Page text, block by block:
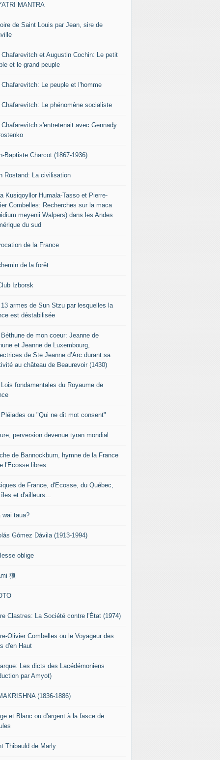
MANTRA
de Saint Louis par Jean, sire de
Chafarevitch et Augustin Cochin: Le petit
et le grand peuple
Chafarevitch: Le peuple et l'homme
Chafarevitch: Le phénomène socialiste
Chafarevitch s'entretenait avec Gennady
Baptiste Charcot (1867-1936)
Rostand: La civilisation
Kusiqoyllor Humala-Tasso et Pierre-
Combelles: Recherches sur la maca
meyenii Walpers) dans les Andes
du sud
de la France
de la forêt
Izborsk
13 armes de Sun Stzu par lesquelles la
est déstabilisée
de mon coeur: Jeanne de
et Jeanne de Luxembourg,
de Ste Jeanne d’Arc durant sa
au château de Beaurevoir (1430)
fondamentales du Royaume de
Pléiades ou "Qui ne dit mot consent"
perversion devenue tyran mondial
de Bannockburn, hymne de la France
l'Ecosse libres
de France, d'Ecosse, du Québec,
et d'ailleurs...
wai taua?
Gómez Dávila (1913-1994)
oblige
狼
Clastres: La Société contre l'État (1974)
Olivier Combelles ou le Voyageur des
d'en Haut
Les dicts des Lacédémoniens
par Amyot)
(1836-1886)
et Blanc ou d'argent à la fasce de
Thibauld de Marly